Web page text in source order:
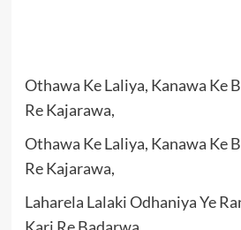
Othawa Ke Laliya, Kanawa Ke
Re Kajarawa,
Othawa Ke Laliya, Kanawa Ke
Re Kajarawa,
Laharela Lalaki Odhaniya Ye